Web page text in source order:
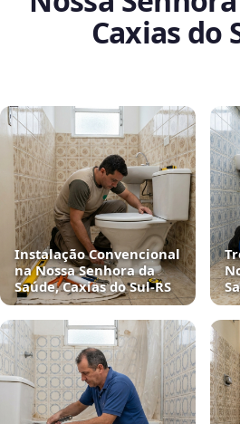
Caxias do
Instalação Convencional
na Nossa Senhora da
Saúde, Caxias do Sul‑RS